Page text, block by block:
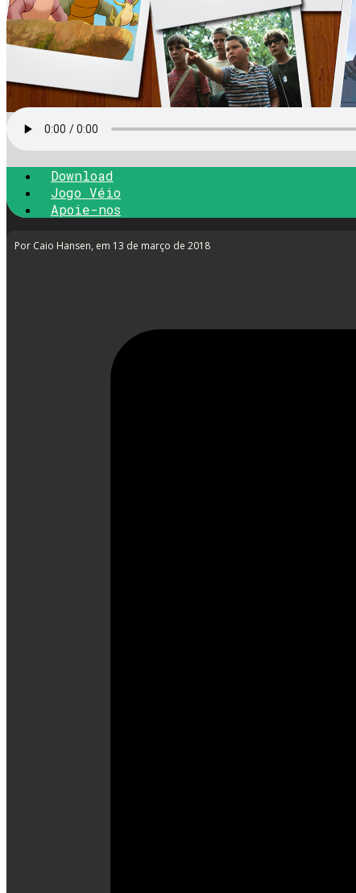
Download
Jogo Véio
Apoie-nos
Por Caio Hansen, em 13 de março de 2018